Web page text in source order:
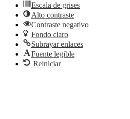
Escala de grises
Alto contraste
Contraste negativo
Fondo claro
Subrayar enlaces
Fuente legible
Reiniciar